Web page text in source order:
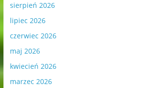
sierpień 2026
lipiec 2026
czerwiec 2026
maj 2026
kwiecień 2026
marzec 2026